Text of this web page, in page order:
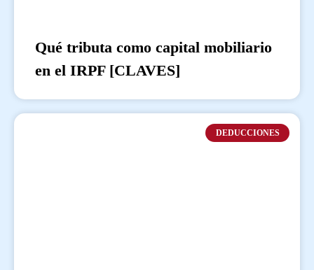
Qué tributa como capital mobiliario
en el IRPF [CLAVES]
DEDUCCIONES